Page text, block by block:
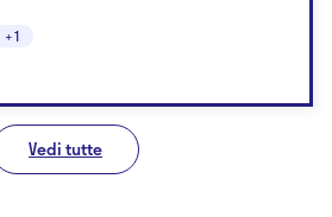
+1
Vedi tutte